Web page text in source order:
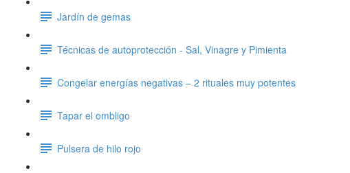
Jardín de gemas
Técnicas de autoprotección - Sal, Vinagre y Pimienta
Congelar energías negativas – 2 rituales muy potentes
Tapar el ombligo
Pulsera de hilo rojo